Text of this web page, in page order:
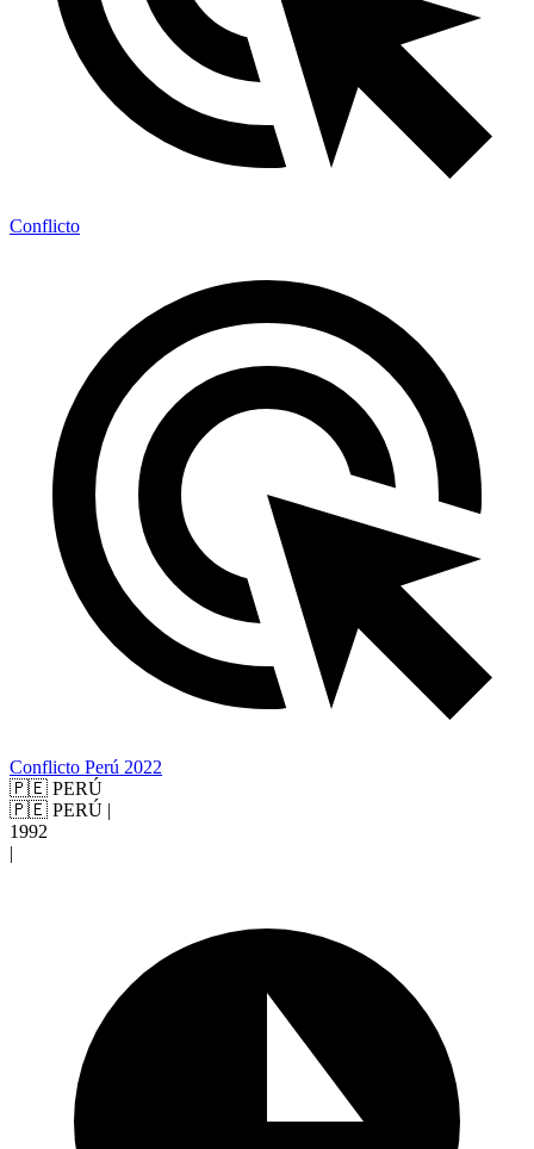
Conflicto
Conflicto Perú 2022
🇵🇪 PERÚ
🇵🇪 PERÚ |
1992
|